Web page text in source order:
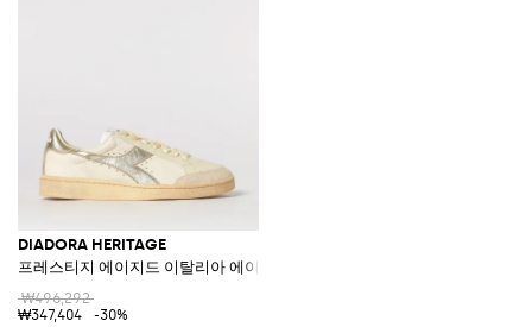
DIADORA HERITAGE
프레스티지 에이지드 이탈리아 에이지드 가죽 스니커즈
₩496,292
₩347,404
-30%